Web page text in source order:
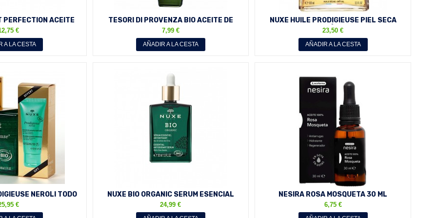
PERFECTION ACEITE
NUTRITIVO...
€
A LA CESTA
TESORI DI PROVENZA BIO ACEITE DE
BELLEZA 100 ML
7,99 €
AÑADIR A LA CESTA
NUXE HUILE PRODIGIEUSE PIEL SECA
100ML EDICIÓN LIMITADA...
23,50 €
AÑADIR A LA CESTA
NEROLI TODO
100 ML...
€
NUXE BIO ORGANIC SERUM ESENCIAL
ANTIOXIDANTE 30 ML
24,99 €
NESIRA ROSA MOSQUETA 30 ML
ACOFARMA
6,75 €